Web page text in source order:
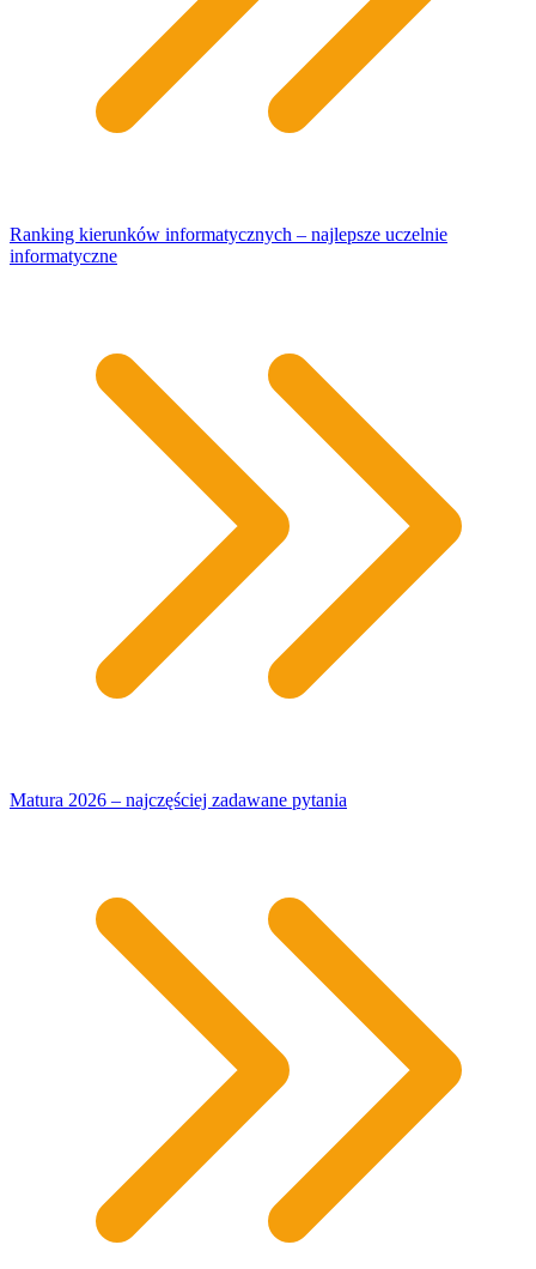
Ranking kierunków informatycznych – najlepsze uczelnie
informatyczne
Matura 2026 – najczęściej zadawane pytania